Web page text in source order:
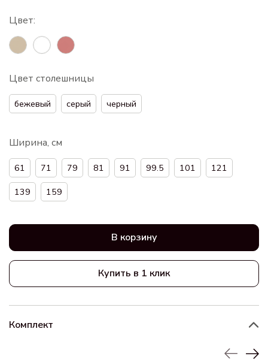
Цвет столешницы
бежевый серый черный
Ширина, см
61 71 79 81 91 99.5 101
121
139
159
В корзину
Купить в 1 клик
Комплект